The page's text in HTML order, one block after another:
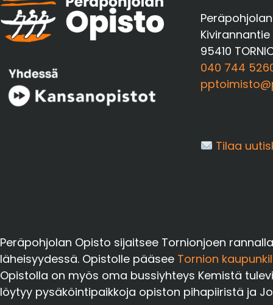
Kivirannantie
95410
040 744
Tilaa
Peräpohjolan Opisto sijaitsee Tornionjoen
läheisyydessä. Opistolle pääsee Tornion
Opistolla on myös oma bussiyhteys Kemistä
löytyy pysäköintipaikkoja opiston pihapiiristä ja